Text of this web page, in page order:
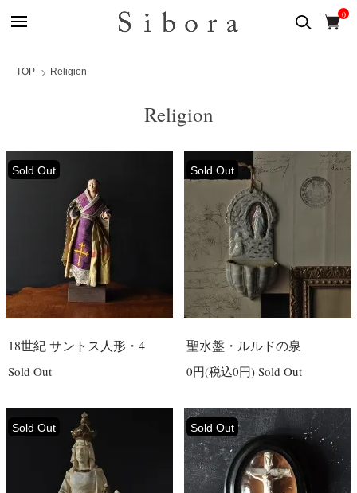
0
TOP Religion
Religion
Sold Out
18世紀 サントス人形・4
Sold Out
Sold Out
聖水盤・ルルドの泉
0円(税込0円) Sold Out
Sold Out Sold Out